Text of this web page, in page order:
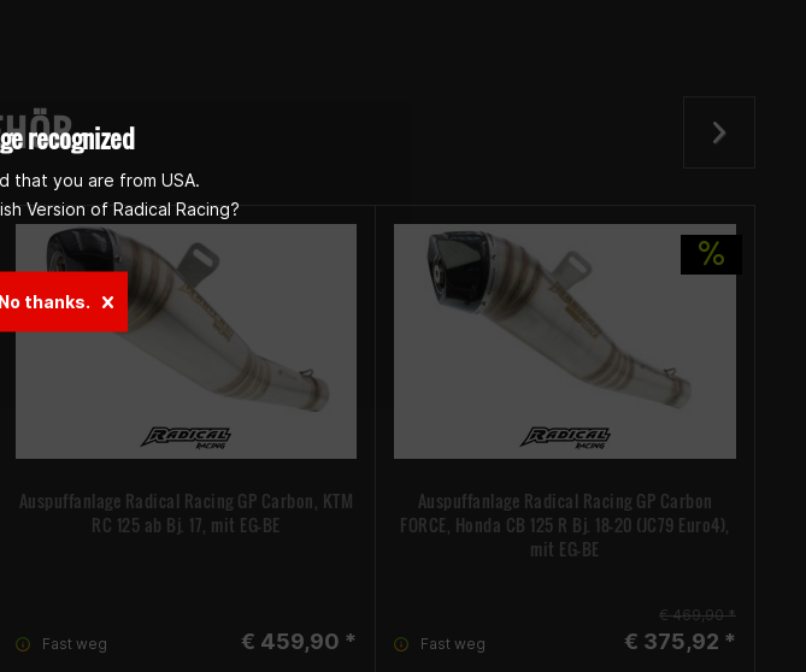
Auspuffanlage Radical Racing GP Carbon, KTM
RC 125 ab Bj. 17, mit EG-BE
Fast weg € 459,90 *
Auspuffanlage Radical Racing GP Carbon
FORCE, Honda CB 125 R Bj. 18-20 (JC79 Euro4),
mit EG-BE
Fast weg
€ 469,90 *
€ 375,92 *
recognized
that you are from USA.
Version of Radical Racing?
No thanks.